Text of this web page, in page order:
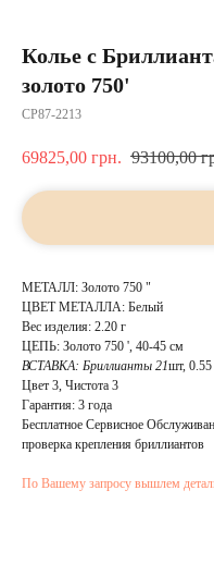
Колье с
золото 750'
CP87-2213
69825,00 грн. 93100,00
МЕТАЛЛ: Золото 750 "
ЦВЕТ МЕТАЛЛА: Белый
Вес изделия: 2.20 г
ЦЕПЬ: Золото 750 ', 40-45 см
ВСТАВКА: Бриллианты 21шт, 0.55
Цвет 3, Чистота 3
Гарантия: 3 года
Бесплатное Сервисное
проверка крепления бриллиантов
По Вашему запросу вышлем